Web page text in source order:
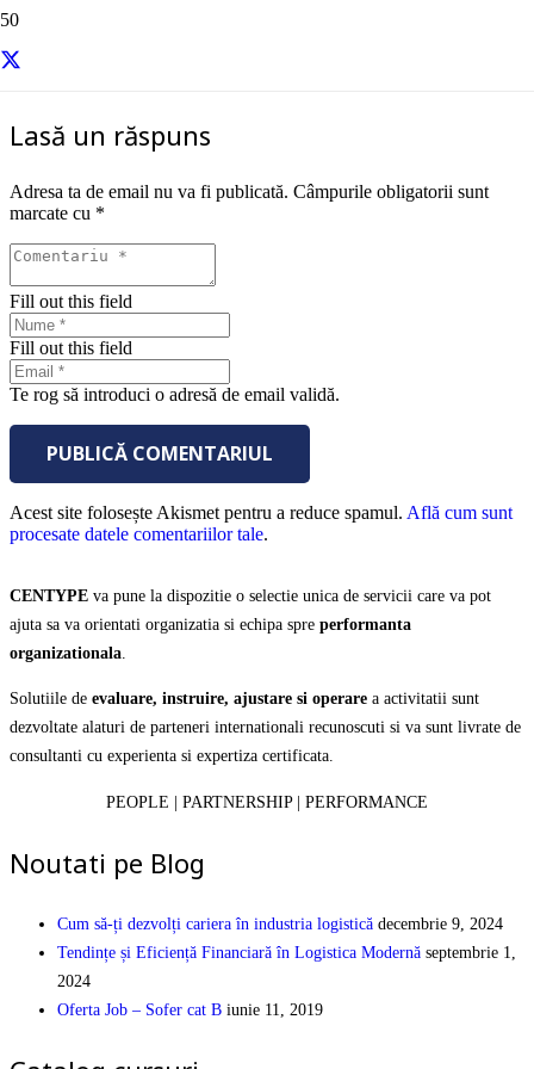
Lasă un răspuns
Adresa ta de email nu va fi publicată. Câmpurile obligatorii sunt
marcate cu *
Fill out this field
Fill out this field
Te rog să introduci o adresă de email validă.
PUBLICĂ COMENTARIUL
Acest site folosește Akismet pentru a reduce spamul. Află cum sunt
procesate datele comentariilor tale.
CENTYPE va pune la dispozitie o selectie unica de servicii care va pot
ajuta sa va orientati organizatia si echipa spre performanta
organizationala
Solutiile de evaluare, instruire, ajustare si operare a activitatii sunt
dezvoltate alaturi de parteneri internationali recunoscuti si va sunt livrate de
consultanti cu experienta si expertiza certificata.
PEOPLE | PARTNERSHIP | PERFORMANCE
Noutati pe Blog
Cum să-ți dezvolți cariera în industria logistică decembrie 9, 2024
Tendințe și Eficiență Financiară în Logistica Modernă septembrie 1,
2024
Oferta Job – Sofer cat B iunie 11, 2019